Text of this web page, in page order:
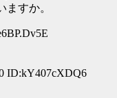
すか。
ID:kY407cXDQ6